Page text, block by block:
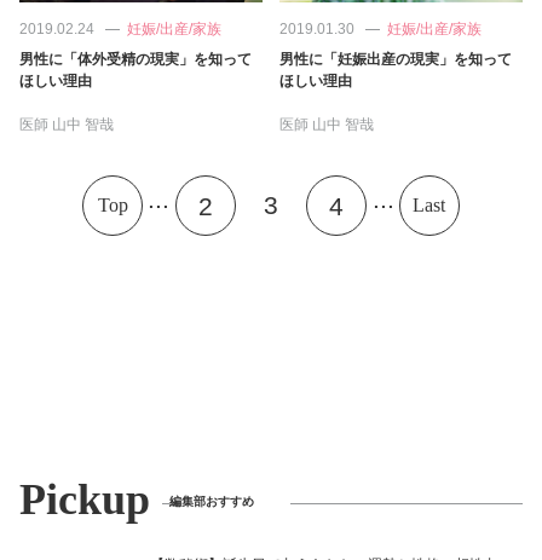
2019.02.24
妊娠/出産/家族
男性に「体外受精の現実」を知って
ほしい理由
医師 山中 智哉
2019.01.30
妊娠/出産/家族
男性に「妊娠出産の現実」を知って
ほしい理由
医師 山中 智哉
Top ... 2 3 4 ... Last
Pickup 編集部おすすめ